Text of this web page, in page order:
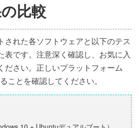
比較
された各ソフトウェアと以下のテス
表です。注意深く確認し、お気に入
ださい。正しいプラットフォーム
ことを確認してください。